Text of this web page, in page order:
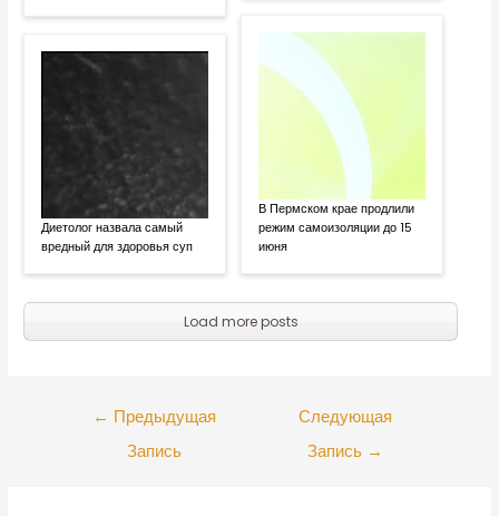
Диетолог назвала самый
вредный для здоровья суп
В Пермском крае продлили
режим самоизоляции до 15
июня
Load more posts
← Предыдущая
Запись
Следующая
Запись →